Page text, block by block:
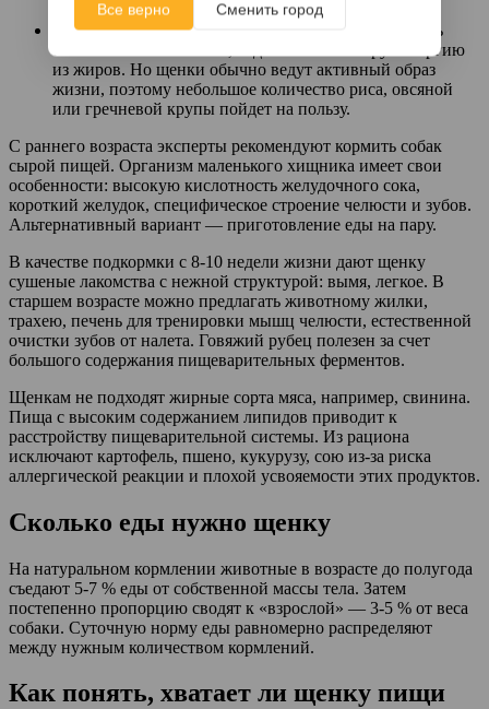
Все верно Сменить город
чайную ложку оливкового масла.
Медленных углеводов — на 10-20 %
. Каши давать
собакам не обязательно, ведь животные берут энергию
из жиров. Но щенки обычно ведут активный образ
жизни, поэтому небольшое количество риса, овсяной
или гречневой крупы пойдет на пользу.
С раннего возраста эксперты рекомендуют кормить собак
сырой пищей. Организм маленького хищника имеет свои
особенности: высокую кислотность желудочного сока,
короткий желудок, специфическое строение челюсти и зубов.
Альтернативный вариант — приготовление еды на пару.
В качестве подкормки с 8-10 недели жизни дают щенку
сушеные лакомства с нежной структурой: вымя, легкое. В
старшем возрасте можно предлагать животному жилки,
трахею, печень для тренировки мышц челюсти, естественной
очистки зубов от налета. Говяжий рубец полезен за счет
большого содержания пищеварительных ферментов.
Щенкам не подходят жирные сорта мяса, например, свинина.
Пища с высоким содержанием липидов приводит к
расстройству пищеварительной системы. Из рациона
исключают картофель, пшено, кукурузу, сою из-за риска
аллергической реакции и плохой усвояемости этих продуктов.
Сколько еды нужно щенку
На натуральном кормлении животные в возрасте до полугода
съедают 5-7 % еды от собственной массы тела. Затем
постепенно пропорцию сводят к «взрослой» — 3-5 % от веса
собаки. Суточную норму еды равномерно распределяют
между нужным количеством кормлений.
Как понять, хватает ли щенку пищи